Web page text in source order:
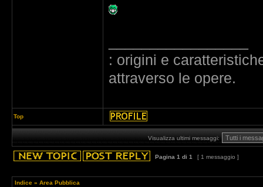
: origini e
attraverso le opere.
Top
Visualizza ultimi messaggi:
Pagina 1 di 1 [ 1 messaggio ]
Indice » Area Pubblica